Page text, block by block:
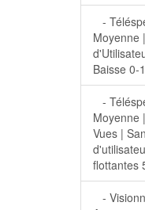
-
Moyenne
Baisse 0-
-
Moyenne
Vues |
flottantes
-